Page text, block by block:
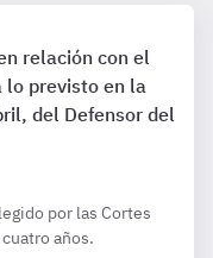
relación con el
lo previsto en la
del Defensor del
por las Cortes
años.